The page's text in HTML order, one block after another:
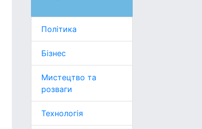
Політика
Бізнес
Мистецтво та
розваги
Технологія